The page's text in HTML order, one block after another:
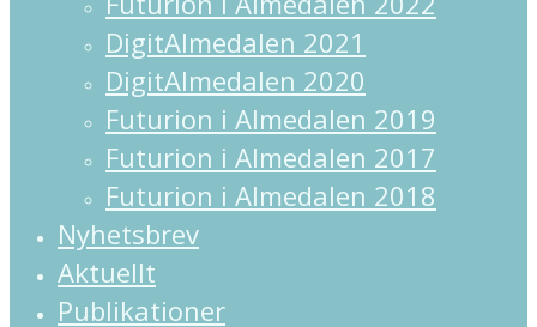
DigitAlmedalen 2021
DigitAlmedalen 2020
Futurion i Almedalen 2019
Futurion i Almedalen 2017
Futurion i Almedalen 2018
Nyhetsbrev
Aktuellt
Publikationer